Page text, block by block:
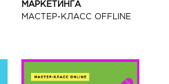
МАРКЕТИНГА
МАСТЕР-КЛАСС OFFLINE